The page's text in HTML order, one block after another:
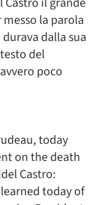
la parola
dalla sua
del
poco
today
on the death
Castro:
today of